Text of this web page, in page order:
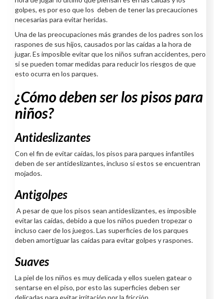
golpes, es por eso que los deben de tener las precauciones
necesarias para evitar heridas.
Una de las preocupaciones más grandes de los padres son los
raspones de sus hijos, causados por las caídas a la hora de
jugar. Es imposible evitar que los niños sufran accidentes, pero
si se pueden tomar medidas para reducir los riesgos de que
esto ocurra en los parques.
¿Cómo deben ser los pisos para
niños?
Antideslizantes
Con el fin de evitar caídas, los pisos para parques infantiles
deben de ser antideslizantes, incluso si estos se encuentran
mojados.
Antigolpes
A pesar de que los pisos sean antideslizantes, es imposible
evitar las caídas, debido a que los niños pueden tropezar o
incluso caer de los juegos. Las superficies de los parques
deben amortiguar las caídas para evitar golpes y raspones.
Suaves
La piel de los niños es muy delicada y ellos suelen gatear o
sentarse en el piso, por esto las superficies deben ser
delicadas para evitar irritación por la fricción.